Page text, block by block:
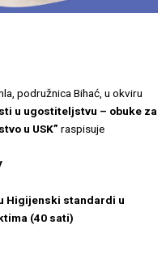
podružnica Bihać, u okviru
u ugostiteljstvu – obuke za
u USK” raspisuje
Higijenski standardi u
(40 sati)